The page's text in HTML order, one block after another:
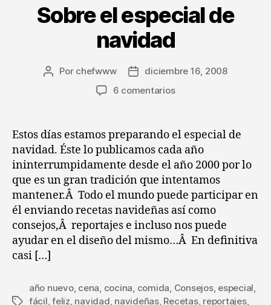
Sobre el especial de
navidad
Autor
Por chefwww
Fechadiciembre 16, 2008
6 comentariosen
especial
de
navidad
Estos días estamos preparando el especial de
navidad. Éste lo publicamos cada año
ininterrumpidamente desde el año 2000 por lo
que es un gran tradición que intentamos
mantener.Â Todo el mundo puede participar en
él enviando recetas navideñas así como
consejos,Â reportajes e incluso nos puede
ayudar en el diseño del mismo…Â En definitiva
casi […]
Etiquetas
año nuevo, cena, cocina, comida, Consejos, especial,
fácil,feliz, navidad, navideñas, Recetas, reportajes,